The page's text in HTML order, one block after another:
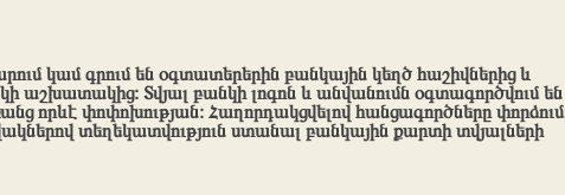
կամ գրում են օգտատերերին բանկային կեղծ հաշիվներից և
աշխատակից։ Տվյալ բանկի լոգոն և անվանումն օգտագործվում են
որևէ փոփոխության։ Հաղորդակցվելով հանցագործները փորձում
տեղեկատվություն ստանալ բանկային քարտի տվյալների